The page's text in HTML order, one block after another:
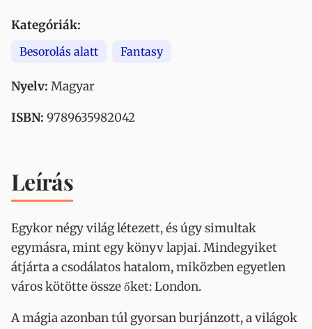
Kategóriák:
Besorolás alatt Fantasy
Nyelv: Magyar
ISBN: 9789635982042
Leírás
Egykor négy világ létezett, és úgy simultak
egymásra, mint egy könyv lapjai. Mindegyiket
átjárta a csodálatos hatalom, miközben egyetlen
város kötötte össze őket: London.
A mágia azonban túl gyorsan burjánzott, a világok